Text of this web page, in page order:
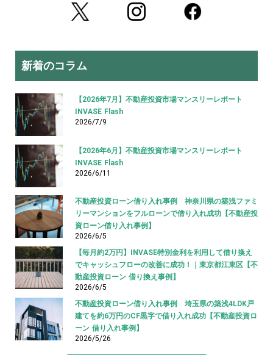
新着のコラム
【2026年7月】不動産投資市場マンスリーレポート
INVASE Flash
2026/7/9
【2026年6月】不動産投資市場マンスリーレポート
INVASE Flash
2026/6/11
不動産投資ローン借り入れ事例 神奈川県の築浅ファミ
リーマンションをフルローンで借り入れ成功【不動産投
資ローン借り入れ事例】
2026/6/5
【毎月約2万円】INVASE特別金利を利用して借り換え
でキャッシュフローの改善に成功！｜東京都江東区【不
動産投資ローン 借り換え事例】
2026/6/5
不動産投資ローン借り入れ事例 埼玉県の築浅4LDK戸
建てを約6万円のCF黒字で借り入れ成功【不動産投資ロ
ーン 借り入れ事例】
2026/5/26